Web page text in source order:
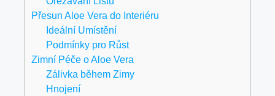
Přesun Aloe Vera do Interiéru
Ideální Umístění
Podmínky pro Růst
Zimní Péče o Aloe Vera
Zálivka během Zimy
Hnojení